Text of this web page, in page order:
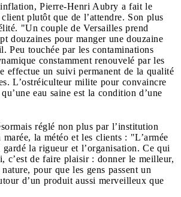
Pierre-Henri Aubry a fait le
plutôt que de l’attendre. Son plus
"Un couple de Versailles prend
douzaines pour manger une douzaine
Peu touchée par les contaminations
constamment renouvelé par les
effectue un suivi permanent de la qualité
L’ostréiculteur milite pour convaincre
eau saine est la condition d’une
réglé non plus par l’institution
la météo et les clients : "L’armée
gardé la rigueur et l’organisation. Ce qui
c’est de faire plaisir : donner le meilleur,
pour que les gens passent un
d’un produit aussi merveilleux que